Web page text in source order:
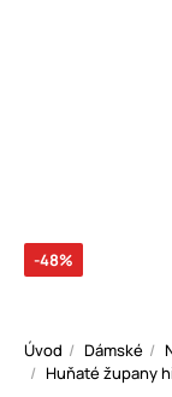
-48%
Úvod Dámské
Huňaté župany